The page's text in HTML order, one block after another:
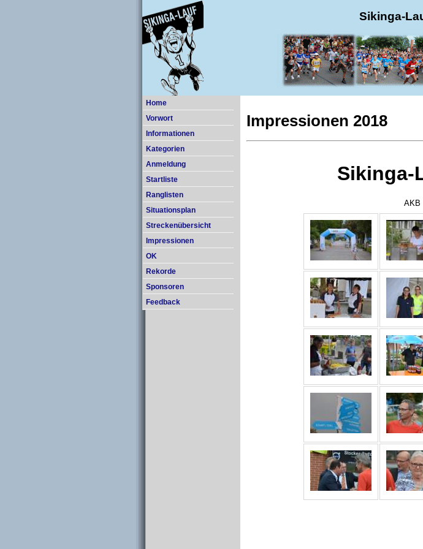
Sikinga-
Home
Vorwort
Informationen
Kategorien
Anmeldung
Startliste
Ranglisten
Situationsplan
Streckenübersicht
Impressionen
OK
Rekorde
Sponsoren
Feedback
Impressionen 2018